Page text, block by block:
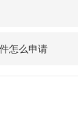
怎么申请